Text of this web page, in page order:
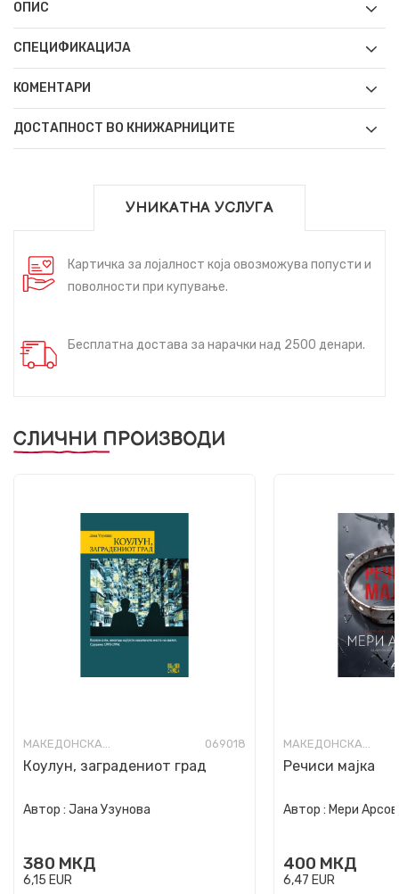
ОПИС
СПЕЦИФИКАЦИЈА
КОМЕНТАРИ
ДОСТАПНОСТ ВО КНИЖАРНИЦИТЕ
УНИКАТНА УСЛУГА
Картичка за лојалност која овозможува попусти и
поволности при купување.
Бесплатна достава за нарачки над 2500 денари.
СЛИЧНИ ПРОИЗВОДИ
МАКЕДОНСКА КНИЖЕВНОСТ 069018
Коулун, заградениот град
Автор : Јана Узунова
380 МКД
6,15 EUR
МАКЕДОНСКА КНИЖЕВНОСТ
Речиси мајка
Автор : Мери
400 МКД
6,47 EUR